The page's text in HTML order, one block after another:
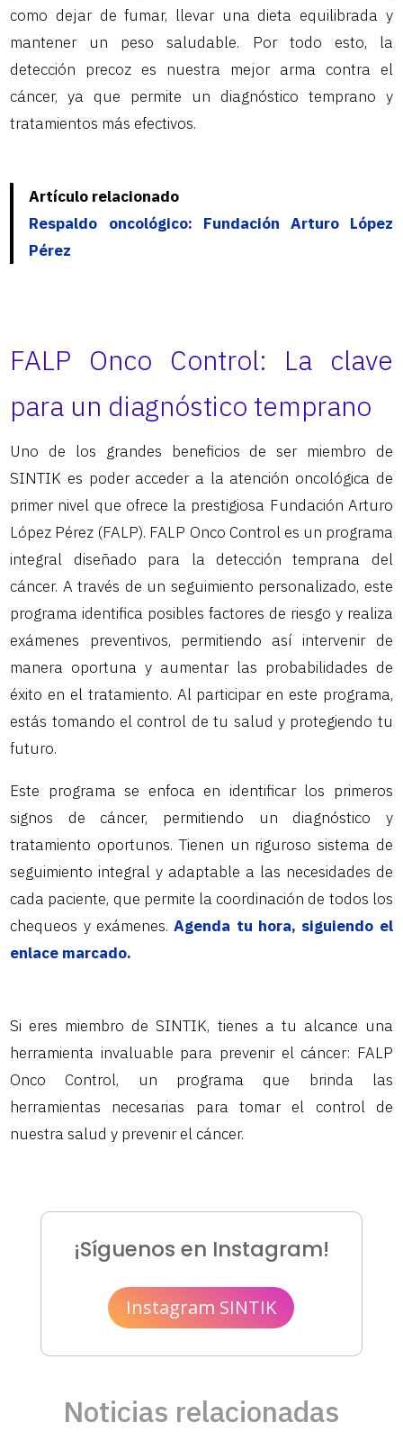
como dejar de fumar, llevar una dieta equilibrada y
mantener un peso saludable. Por todo esto, la
detección precoz es nuestra mejor arma contra el
cáncer, ya que permite un diagnóstico temprano y
tratamientos más efectivos.
Artículo relacionado
Respaldo oncológico: Fundación Arturo López
Pérez
FALP Onco Control: La clave
para un diagnóstico temprano
Uno de los grandes beneficios de ser miembro de
SINTIK es poder acceder a la atención oncológica de
primer nivel que ofrece la prestigiosa Fundación Arturo
López Pérez (FALP). FALP Onco Control es un programa
integral diseñado para la detección temprana del
cáncer. A través de un seguimiento personalizado, este
programa identifica posibles factores de riesgo y realiza
exámenes preventivos, permitiendo así intervenir de
manera oportuna y aumentar las probabilidades de
éxito en el tratamiento. Al participar en este programa,
estás tomando el control de tu salud y protegiendo tu
futuro.
Este programa se enfoca en identificar los primeros
signos de cáncer, permitiendo un diagnóstico y
tratamiento oportunos. Tienen un riguroso sistema de
seguimiento integral y adaptable a las necesidades de
cada paciente, que permite la coordinación de todos los
chequeos y exámenes.Agenda tu hora, siguiendo el
enlace marcado.
Si eres miembro de SINTIK, tienes a tu alcance una
herramienta invaluable para prevenir el cáncer: FALP
Onco Control, un programa que brinda las
herramientas necesarias para tomar el control de
nuestra salud y prevenir el cáncer.
¡Síguenos en Instagram!
Instagram SINTIK
Noticias relacionadas